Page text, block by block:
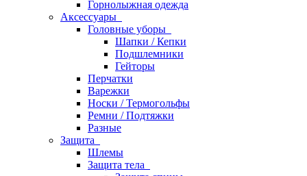
Горнолыжная одежда
Аксессуары
Головные уборы
Шапки / Кепки
Подшлемники
Гейторы
Перчатки
Варежки
Носки / Термогольфы
Ремни / Подтяжки
Разные
Защита
Шлемы
Защита тела